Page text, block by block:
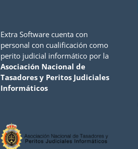
Extra Software cuenta con
personal con cualificación como
perito judicial informático por la
Asociación Nacional de
Tasadores y Peritos Judiciales
Informáticos